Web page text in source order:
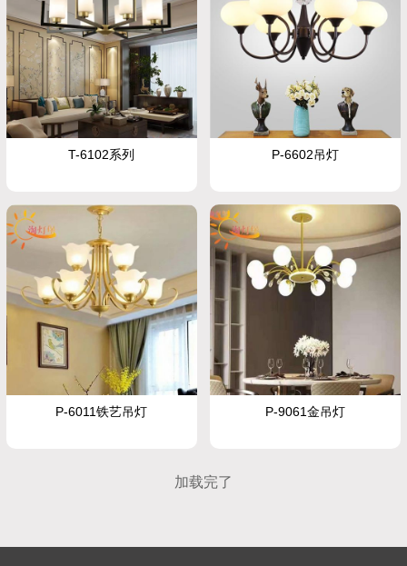
T-6102系列 P-6602吊灯
P-6011铁艺吊灯 P-9061金吊灯
加载完了